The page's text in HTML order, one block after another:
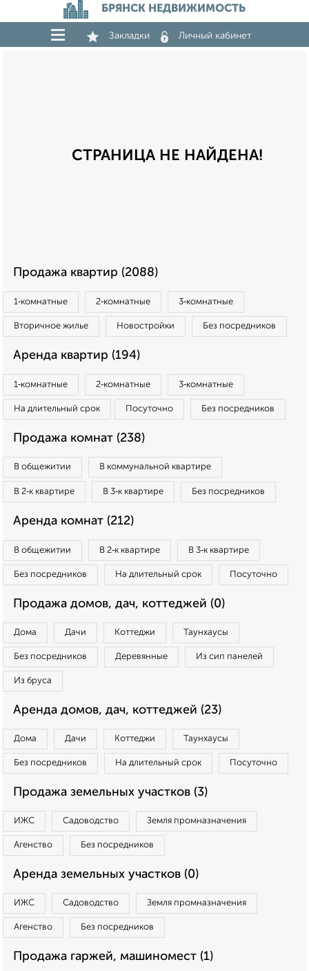
БРЯНСК НЕДВИЖИМОСТЬ
Закладки Личный кабинет
СТРАНИЦА НЕ НАЙДЕНА!
Продажа квартир (2088)
1‑комнатные 2‑комнатные 3‑комнатные
Вторичное жилье Новостройки Без посредников
Аренда квартир (194)
1‑комнатные 2‑комнатные 3‑комнатные
На длительный срок Посуточно Без посредников
Продажа комнат (238)
В общежитии В коммунальной квартире
В 2‑к квартире В 3‑к квартире Без посредников
Аренда комнат (212)
В общежитии В 2‑к квартире В 3‑к квартире
Без посредников На длительный срок Посуточно
Продажа домов, дач, коттеджей (0)
Дома Дачи Коттеджи Таунхаусы
Без посредников Деревянные Из сип панелей
Из бруса
Аренда домов, дач, коттеджей (23)
Дома Дачи Коттеджи Таунхаусы
Без посредников На длительный срок Посуточно
Продажа земельных участков (3)
ИЖС Садоводство Земля промназначения
Агенство Без посредников
Аренда земельных участков (0)
ИЖС Садоводство Земля промназначения
Агенство Без посредников
Продажа гаржей, машиномест (1)